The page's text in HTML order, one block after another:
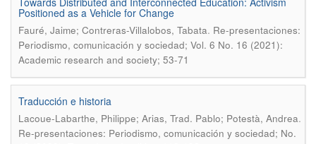
Positioned as a Vehicle for Change
Fauré, Jaime; Contreras-Villalobos, Tabata. Re-presentaciones:
Periodismo, comunicación y sociedad; Vol. 6 No. 16 (2021):
Academic research and society; 53-71
Traducción e historia
Lacoue-Labarthe, Philippe; Arias, Trad. Pablo; Potestà, Andrea.
Re-presentaciones: Periodismo, comunicación y sociedad; No.